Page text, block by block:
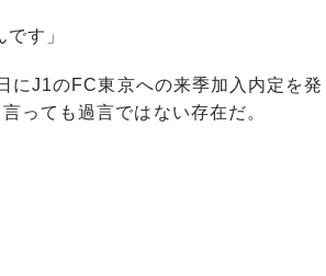
す」
J1のFC東京への来季加入内定を発
っても過言ではない存在だ。